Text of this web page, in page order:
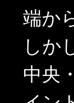
端か
しか
中央